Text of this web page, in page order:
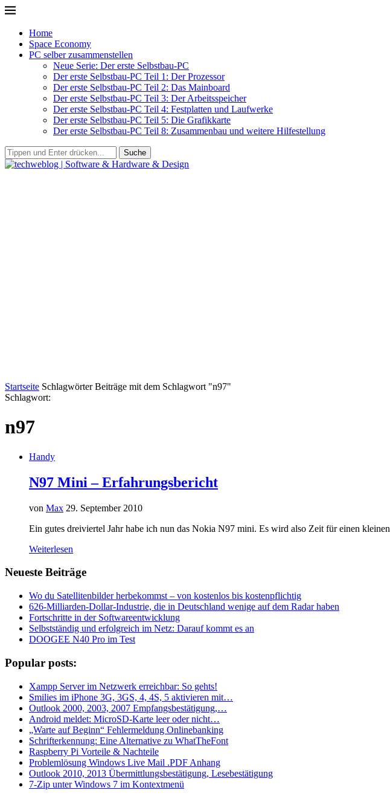
Home
Space Economy
PC selber zusammenstellen
Neue Serie: Der erste Selbstbau-PC
Der erste Selbstbau-PC Teil 1: Der Prozessor
Der erste Selbstbau-PC Teil 2: Das Mainboard
Der erste Selbstbau-PC Teil 3: Der Arbeitsspeicher
Der erste Selbstbau-PC Teil 4: Festplatten und Laufwerke
Der erste Selbstbau-PC Teil 5: Die Grafikkarte
Der erste Selbstbau-PC Teil 8: Zusammenbau und weitere Hilfestellung
Suche
Startseite Schlagwörter Beiträge mit dem Schlagwort "n97"
Schlagwort:
n97
Handy
N97 Mini – Erfahrungsbericht
von Max 29. September 2010
Ein gutes dreiviertel Jahr habe ich nun das Nokia N97 mini. Es wird also Zeit für einen
Weiterlesen
Neueste Beiträge
Wo du Satellitenbilder herbekommst – von kostenlos bis kostenpflichtig
626-Milliarden-Dollar-Industrie, die in Deutschland wenige auf dem Radar haben
Fortschritte in der Softwareentwicklung
Selbstständig und erfolgreich im Netz: Darauf kommt es an
DOOGEE N40 Pro im Test
Popular posts:
Xampp Server im Netzwerk erreichbar: So gehts!
Smilies im iPhone 3G, 3GS, 4, 4S, 5 aktivieren mit…
Outlook 2000, 2003, 2007 Empfangsbestätigung,…
Android meldet: MicroSD-Karte leer oder nicht…
„Warte auf Beginn“ Fehlermeldung Onlinebanking
Schrifterkennung: Eine Alternative zu WhatTheFont
Raspberry Pi Vorteile & Nachteile
Problemlösung Windows Live Mail .PDF Anhang
Outlook 2010, 2013 Übermittlungsbestätigung, Lesebestätigung
7-Zip unter Windows 7 im Kontextmenü